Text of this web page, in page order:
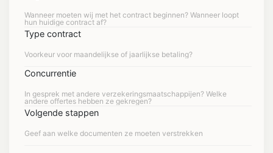
Type contract
Concurrentie
Volgende stappen